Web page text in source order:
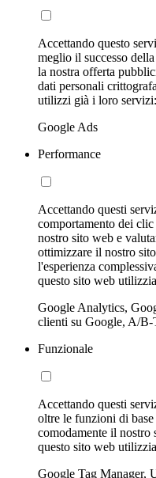
Accettando questo
meglio il successo
la nostra offerta
dati personali
utilizzi già i loro servizi:
Google Ads
Performance
Accettando questi
comportamento dei
nostro sito web e
ottimizzare il nostro
l'esperienza
questo sito web
Google Analytics,
clienti su Google, A/B-
Funzionale
Accettando questi
oltre le funzioni di
comodamente il nostro
questo sito web
Google Tag Manager,